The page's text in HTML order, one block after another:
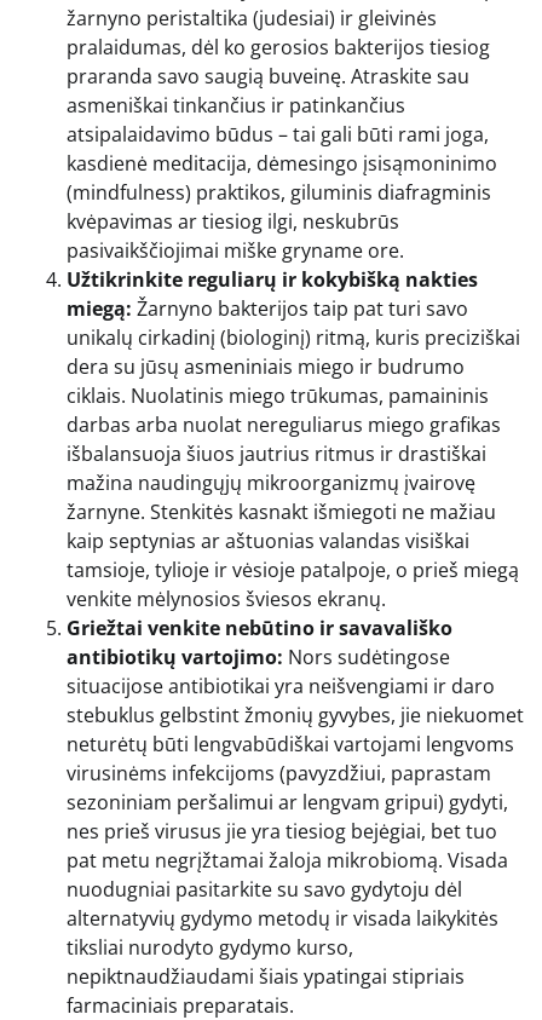
žarnyno peristaltika (judesiai) ir gleivinės
pralaidumas, dėl ko gerosios bakterijos tiesiog
praranda savo saugią buveinę. Atraskite sau
asmeniškai tinkančius ir patinkančius
atsipalaidavimo būdus – tai gali būti rami joga,
kasdienė meditacija, dėmesingo įsisąmoninimo
(mindfulness) praktikos, giluminis diafragminis
kvėpavimas ar tiesiog ilgi, neskubrūs
pasivaikščiojimai miške gryname ore.
Užtikrinkite reguliarų ir kokybišką nakties
miegą: Žarnyno bakterijos taip pat turi savo
unikalų cirkadinį (biologinį) ritmą, kuris preciziškai
dera su jūsų asmeniniais miego ir budrumo
ciklais. Nuolatinis miego trūkumas, pamaininis
darbas arba nuolat nereguliarus miego grafikas
išbalansuoja šiuos jautrius ritmus ir drastiškai
mažina naudingųjų mikroorganizmų įvairovę
žarnyne. Stenkitės kasnakt išmiegoti ne mažiau
kaip septynias ar aštuonias valandas visiškai
tamsioje, tylioje ir vėsioje patalpoje, o prieš miegą
venkite mėlynosios šviesos ekranų.
Griežtai venkite nebūtino ir savavališko
antibiotikų vartojimo: Nors sudėtingose
situacijose antibiotikai yra neišvengiami ir daro
stebuklus gelbstint žmonių gyvybes, jie niekuomet
neturėtų būti lengvabūdiškai vartojami lengvoms
virusinėms infekcijoms (pavyzdžiui, paprastam
sezoniniam peršalimui ar lengvam gripui) gydyti,
nes prieš virusus jie yra tiesiog bejėgiai, bet tuo
pat metu negrįžtamai žaloja mikrobiomą. Visada
nuodugniai pasitarkite su savo gydytoju dėl
alternatyvių gydymo metodų ir visada laikykitės
tiksliai nurodyto gydymo kurso,
nepiktnaudžiaudami šiais ypatingai stipriais
farmaciniais preparatais.